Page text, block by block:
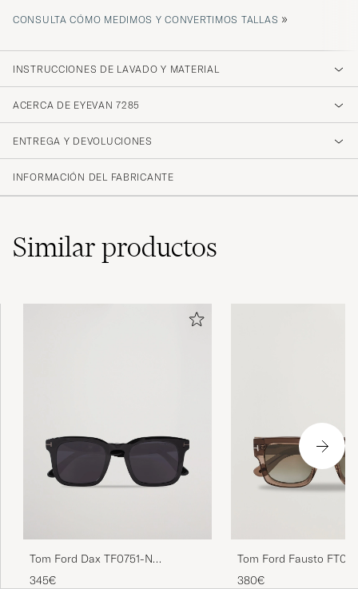
CONSULTA CÓMO MEDIMOS Y CONVERTIMOS TALLAS »
INSTRUCCIONES DE LAVADO Y MATERIAL
ACERCA DE EYEVAN 7285
ENTREGA Y DEVOLUCIONES
INFORMACIÓN DEL FABRICANTE
Similarproductos
Tom Ford Dax TF0751-N
Sunglasses Black
345€
Tom Ford Fausto
Sunglasses Brown/
380€